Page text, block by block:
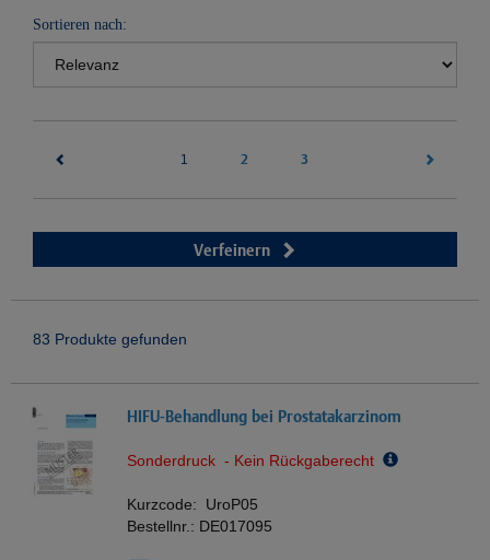
Sortieren nach:
1 2 3
Verfeinern
83 Produkte gefunden
HIFU-Behandlung bei Prostatakarzinom
Sonderdruck - Kein Rückgaberecht
Kurzcode: UroP05
Bestellnr.: DE017095